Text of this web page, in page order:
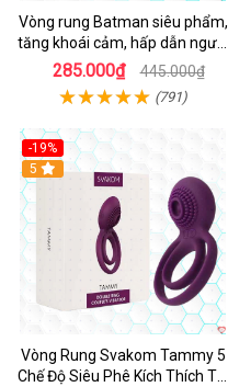
Vòng rung Batman siêu phẩm,
tăng khoái cảm, hấp dẫn người
dùng
285.000₫ 445.000₫
(791)
-19%
5
Vòng Rung Svakom Tammy 5
Chế Độ Siêu Phê Kích Thích Tối